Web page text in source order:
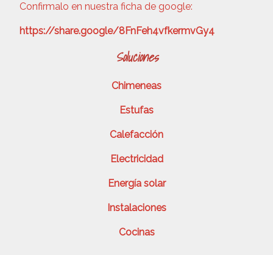
Confirmalo en nuestra ficha de google:
https://share.google/8FnFeh4vfkermvGy4
Soluciones
Chimeneas
Estufas
Calefacción
Electricidad
Energía solar
Instalaciones
Cocinas